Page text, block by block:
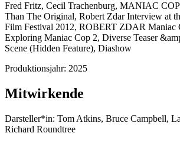
Fred Fritz, Cecil Trachenburg, MANIAC
Than The Original, Robert Zdar Interview at
Film Festival 2012, ROBERT ZDAR Maniac
Exploring Maniac Cop 2, Diverse Teaser
Scene (Hidden Feature), Diashow
Produktionsjahr: 2025
Mitwirkende
Darsteller*in: Tom Atkins, Bruce Campbell,
Richard Roundtree